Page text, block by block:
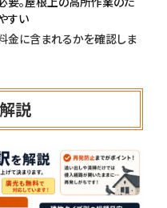
すい
金に含まれるかを確認しま
説